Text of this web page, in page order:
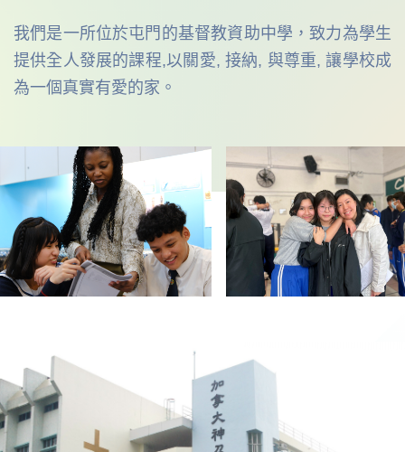
我們是一所位於屯門的基督教資助中學，致力為學生
提供全人發展的課程,以關愛, 接納, 與尊重, 讓學校成
為一個真實有愛的家。